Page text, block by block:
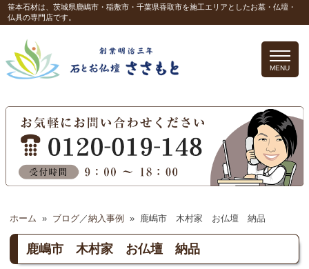
笹本石材は、茨城県鹿嶋市・稲敷市・千葉県香取市を施工エリアとしたお墓・仏壇・
仏具の専門店です。
MENU
ホーム » ブログ ／納入事例 » 鹿嶋市 木村家 お仏壇 納品
鹿嶋市 木村家 お仏壇 納品